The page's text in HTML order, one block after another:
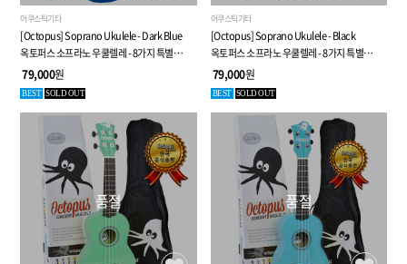
어쿠스틱기타
[Octopus] Soprano Ukulele - Dark Blue
옥토퍼스 소프라노 우쿨렐레 - 8가지 특별
사은품
79,000원
BEST SOLD OUT
어쿠스틱기타
[Octopus] Soprano Ukulele - Black
옥토퍼스 소프라노 우쿨렐레 - 8가지 특별
사은품
79,000원
BEST SOLD OUT
품절 품절